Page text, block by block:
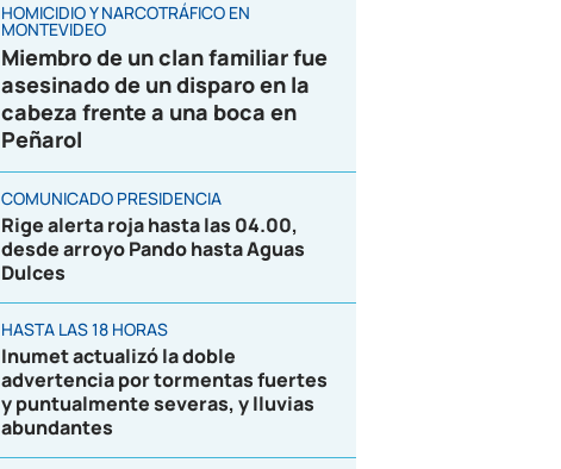
HOMICIDIO Y NARCOTRÁFICO EN
MONTEVIDEO
Miembro de un clan familiar fue
asesinado de un disparo en la
cabeza frente a una boca en
Peñarol
COMUNICADO PRESIDENCIA
Rige alerta roja hasta las 04.00,
desde arroyo Pando hasta Aguas
Dulces
HASTA LAS 18 HORAS
Inumet actualizó la doble
advertencia por tormentas fuertes
y puntualmente severas, y lluvias
abundantes